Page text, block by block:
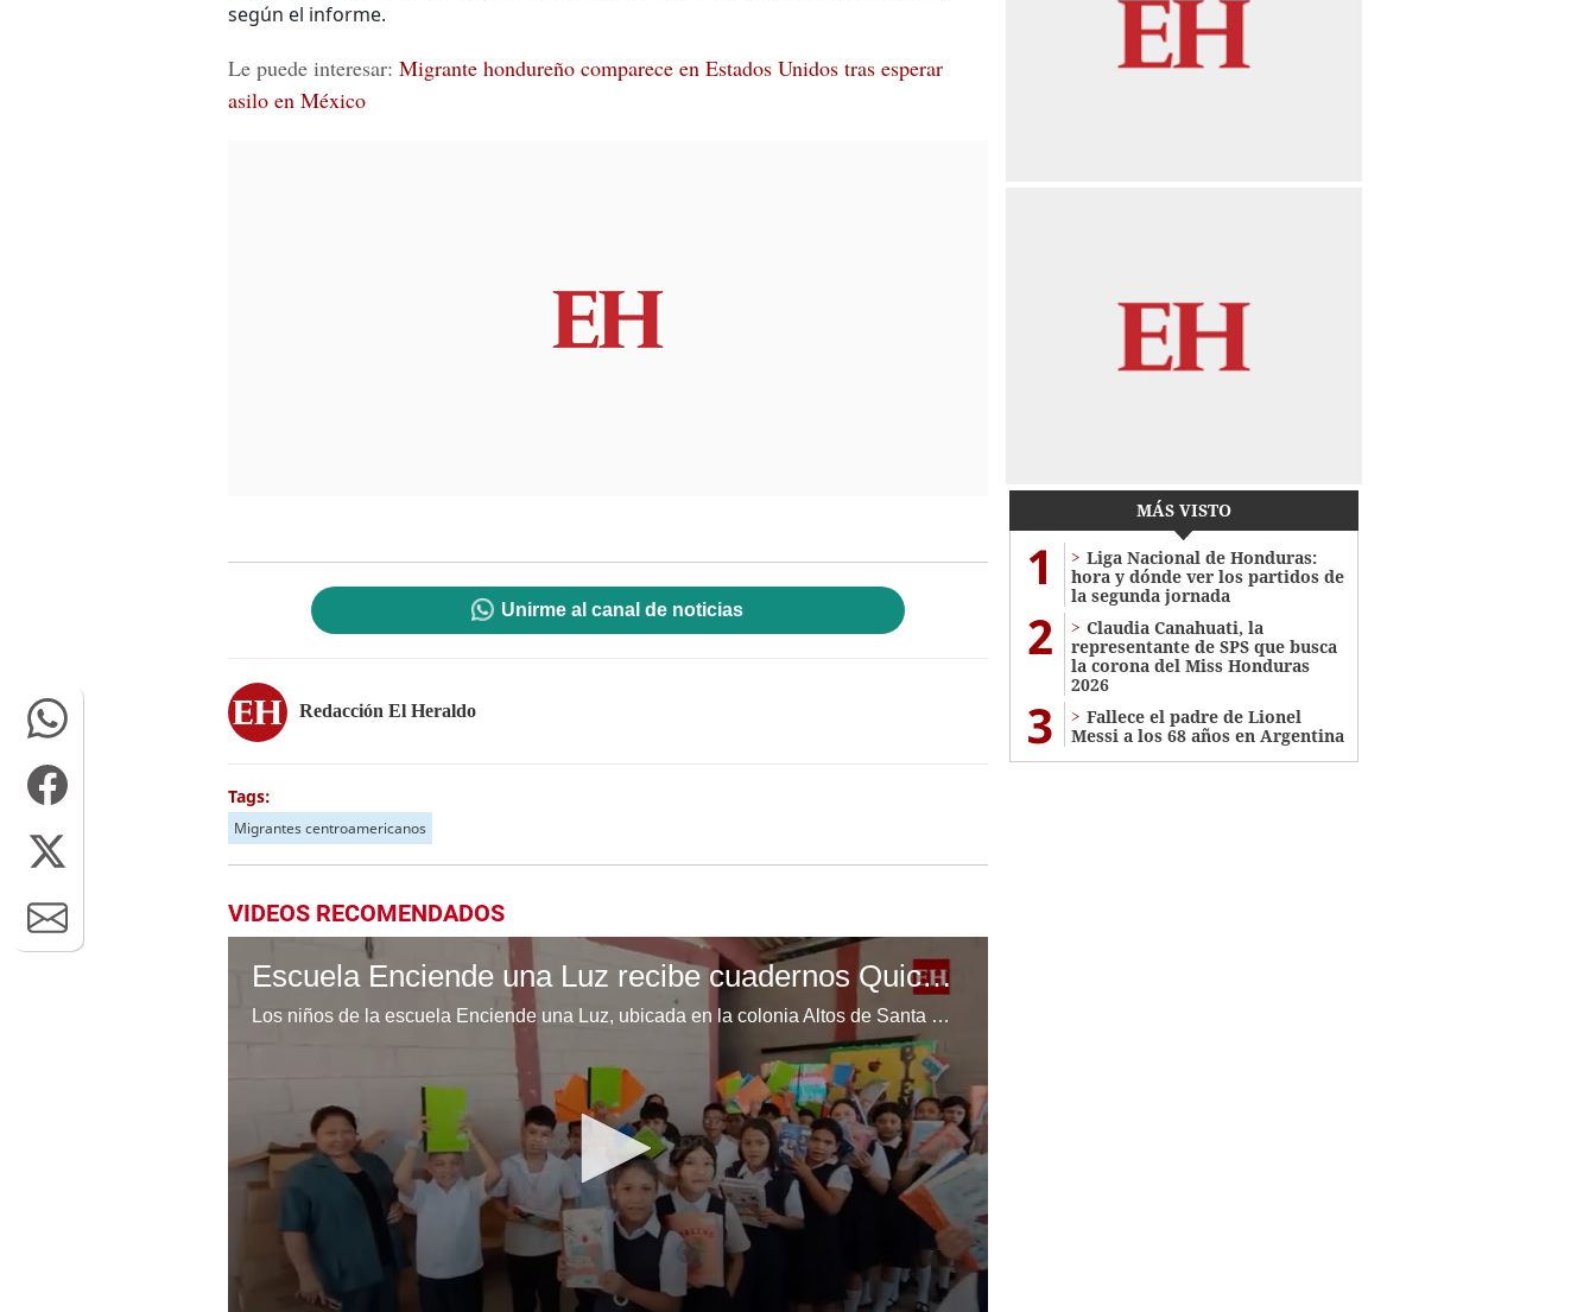
según el informe.
Le puede interesar: Migrante hondureño comparece en Estados Unidos tras esperar
asilo en México
Unirme al canal de noticias
Redacción El Heraldo
Tags:
Migrantes centroamericanos
VIDEOS RECOMENDADOS
Escuela Enciende una Luz recibe cuadernos Quick, gracias a la Maratón del Saber
Los niños de la escuela Enciende una Luz, ubicada en la colonia Altos de Santa Rosa, al sur de Tegucigalpa, recibieron cuadernos Quick como parte de la Campaña Maratón del Saber.
MÁS VISTO
1
Liga Nacional de Honduras:
hora y dónde ver los partidos de
la segunda jornada
2
Claudia Canahuati, la
representante de SPS que busca
la corona del Miss Honduras
2026
3
Fallece el padre de Lionel
Messi a los 68 años en Argentina